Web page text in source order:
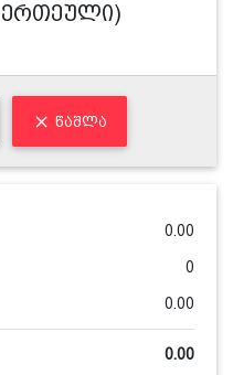
ერთეული)
ᲬᲐᲨᲚᲐ
0.00
0
0.00
0.00